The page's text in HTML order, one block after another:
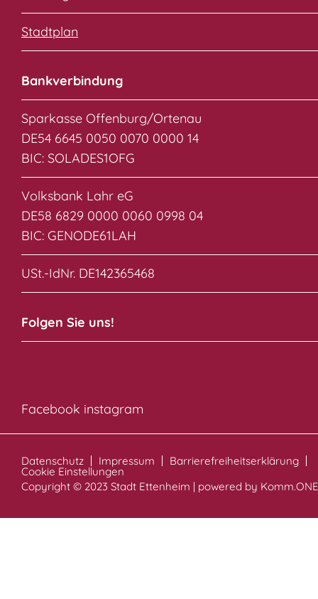
Stadtplan
Bankverbindung
Sparkasse Offenburg/Ortenau
DE54 6645 0050 0070 0000 14
BIC: SOLADES1OFG
Volksbank Lahr eG
DE58 6829 0000 0060 0998 04
BIC: GENODE61LAH
USt.-IdNr. DE142365468
Folgen Sie uns!
Facebook instagram
Datenschutz Impressum Barrierefreiheitserklärung
Cookie Einstellungen
Copyright © 2023 Stadt Ettenheim | powered by Komm.ONE